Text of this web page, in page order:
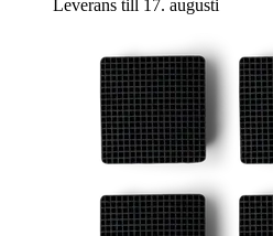
Leverans till 17. augusti